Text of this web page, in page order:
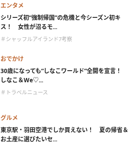
エンタメ
シリーズ初“強制帰国”の危機と今シーズン初キ
ス！ 女性が沼るモ...
＃シャッフルアイランド7考察
おでかけ
30歳になっても“しなこワールド”全開を宣言！
しなこ＆We♡...
＃トラベルニュース
グルメ
東京駅・羽田空港でしか買えない！ 夏の帰省＆
お土産に選びたいセ...